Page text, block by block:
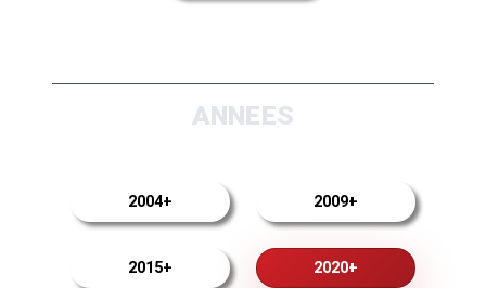
ANNEES
2004+ 2009+
2015+ 2020+